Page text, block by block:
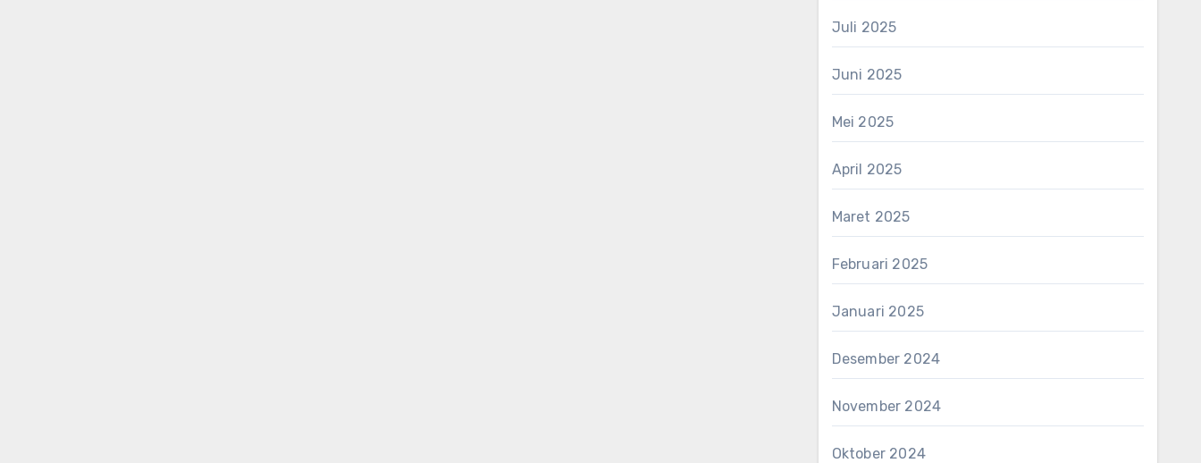
Juli 2025
Juni 2025
Mei 2025
April 2025
Maret 2025
Februari 2025
Januari 2025
Desember 2024
November 2024
Oktober 2024